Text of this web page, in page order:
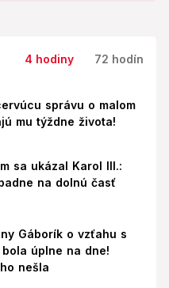
4 hodiny 72 hodín
správu o malom
mu týždne života!
sa ukázal Karol III.:
na dolnú časť
Gáborík o vzťahu s
úplne na dne!
nešla